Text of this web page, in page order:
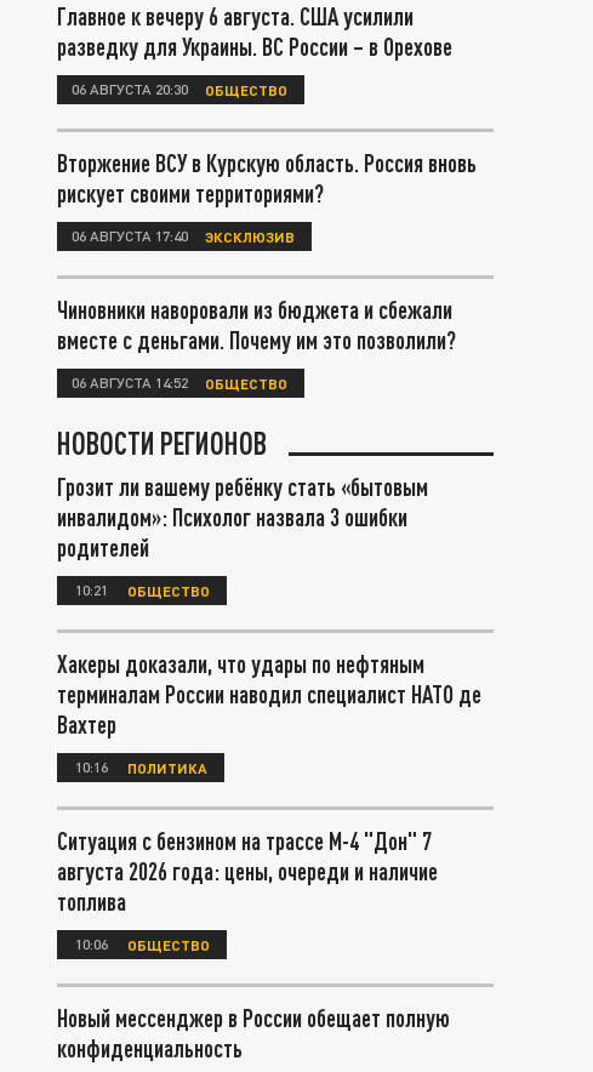
Главное к вечеру 6 августа. США усилили
разведку для Украины. ВС России – в Орехове
06 АВГУСТА 20:30 ОБЩЕСТВО
Вторжение ВСУ в Курскую область. Россия вновь
рискует своими территориями?
06 АВГУСТА 17:40 ЭКСКЛЮЗИВ
Чиновники наворовали из бюджета и сбежали
вместе с деньгами. Почему им это позволили?
06 АВГУСТА 14:52 ОБЩЕСТВО
НОВОСТИ РЕГИОНОВ
Грозит ли вашему ребёнку стать «бытовым
инвалидом»: Психолог назвала 3 ошибки
родителей
10:21 ОБЩЕСТВО
Хакеры доказали, что удары по нефтяным
терминалам России наводил специалист НАТО де
Вахтер
10:16 ПОЛИТИКА
Ситуация с бензином на трассе М-4 "Дон" 7
августа 2026 года: цены, очереди и наличие
топлива
10:06 ОБЩЕСТВО
Новый мессенджер в России обещает полную
конфиденциальность